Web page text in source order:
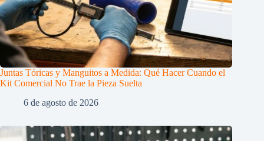
Juntas Tóricas y Manguitos a Medida: Qué Hacer Cuando el
Kit Comercial No Trae la Pieza Suelta
6 de agosto de 2026